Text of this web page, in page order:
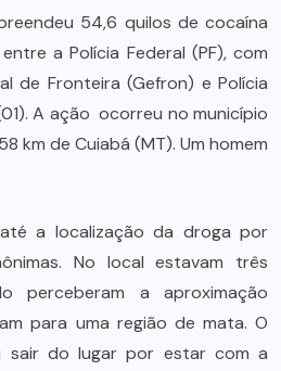
54,6 quilos de cocaína
a Polícia Federal (PF), com
de Fronteira (Gefron) e Polícia
A ação ocorreu no município
km de Cuiabá (MT). Um homem
a localização da droga por
No local estavam três
perceberam a aproximação
para uma região de mata. O
sair do lugar por estar com a